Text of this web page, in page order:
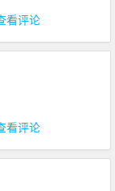
看评论
看评论